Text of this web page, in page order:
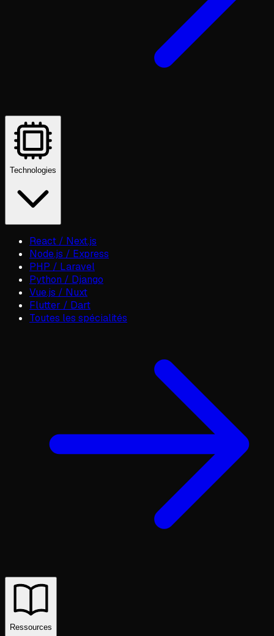
Technologies
React / Next.js
Node.js / Express
PHP / Laravel
Python / Django
Vue.js / Nuxt
Flutter / Dart
Toutes les spécialités
Ressources